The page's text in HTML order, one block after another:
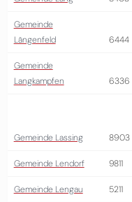
Gemeinde
Längenfeld
6444
Gemeinde
Langkampfen
6336
Gemeinde Lassing 8903
Gemeinde Lendorf 9811
Gemeinde Lengau 5211